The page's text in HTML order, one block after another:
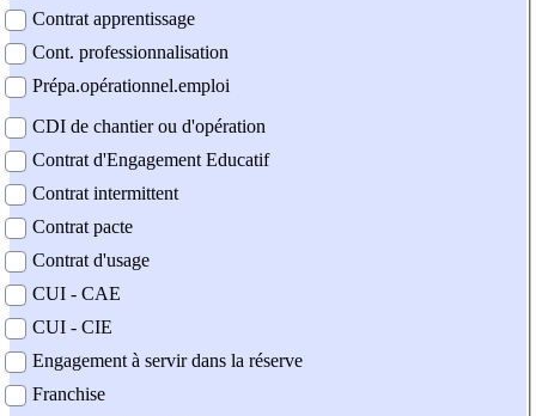
Contrat apprentissage
Cont. professionnalisation
Prépa.opérationnel.emploi
CDI de chantier ou d'opération
Contrat d'Engagement Educatif
Contrat intermittent
Contrat pacte
Contrat d'usage
CUI - CAE
CUI - CIE
Engagement à servir dans la réserve
Franchise